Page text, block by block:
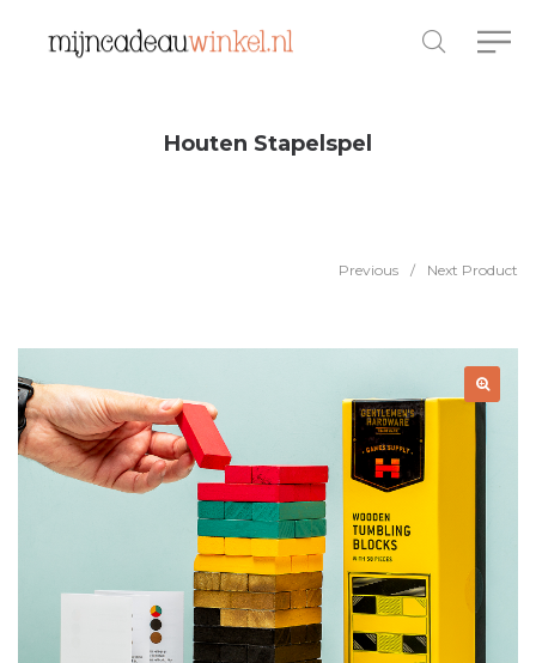
Houten Stapelspel
Previous / Next Product